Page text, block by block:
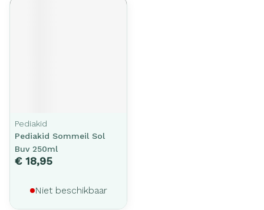
Pediakid
Pediakid Sommeil Sol
Buv 250ml
€ 18,95
Niet beschikbaar